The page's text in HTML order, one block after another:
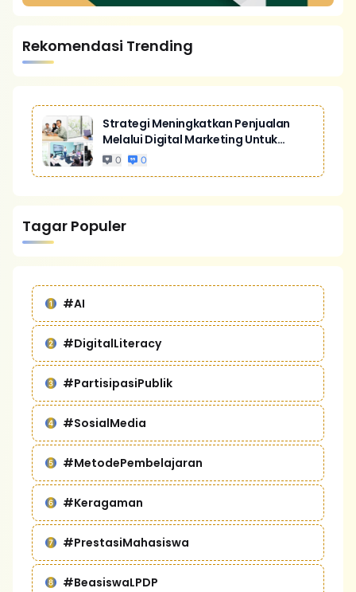
Rekomendasi Trending
Strategi Meningkatkan Penjualan
Melalui Digital Marketing Untuk
Bisnis Yang Lebih Kompetitif
0 0
Tagar Populer
#AI
#DigitalLiteracy
#PartisipasiPublik
#SosialMedia
#MetodePembelajaran
#Keragaman
#PrestasiMahasiswa
#BeasiswaLPDP